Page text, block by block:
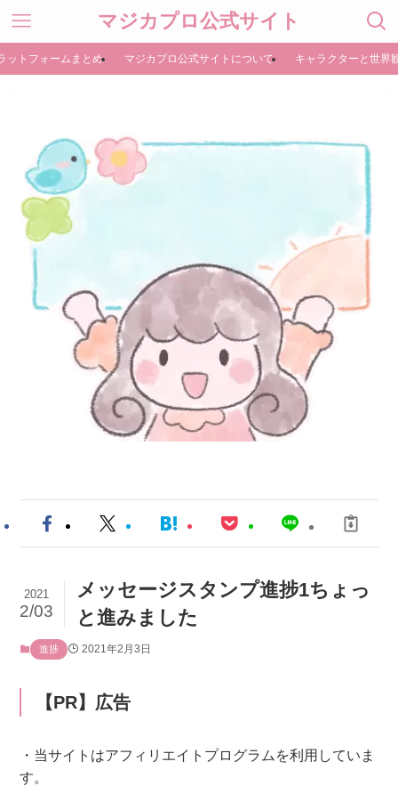
マジカプロ公式サイト
ットフォームまとめ マジカプロ公式サイトについて キャラクターと世界
メッセージスタンプ進捗1ちょっ
と進みました
2021
2/03
進捗 2021年2月3日
【PR】広告
・当サイトはアフィリエイトプログラムを利用していま
す。